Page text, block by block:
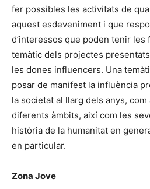
fer possibles les activitats de
aquest esdeveniment i que
d’interessos que poden tenir les
temàtic dels projectes
les dones influencers. Una
posar de manifest la influència
la societat al llarg dels anys,
diferents àmbits, així com les
història de la humanitat en
en particular.
Zona Jove